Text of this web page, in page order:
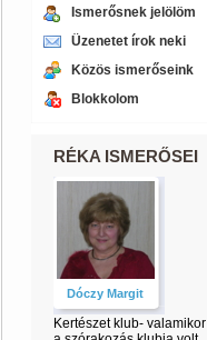
Ismerősnek jelölöm
Üzenetet írok neki
Közös ismerőseink
Blokkolom
RÉKA ISMERŐSEI
Dóczy Margit
Kertészet klub- valamikor